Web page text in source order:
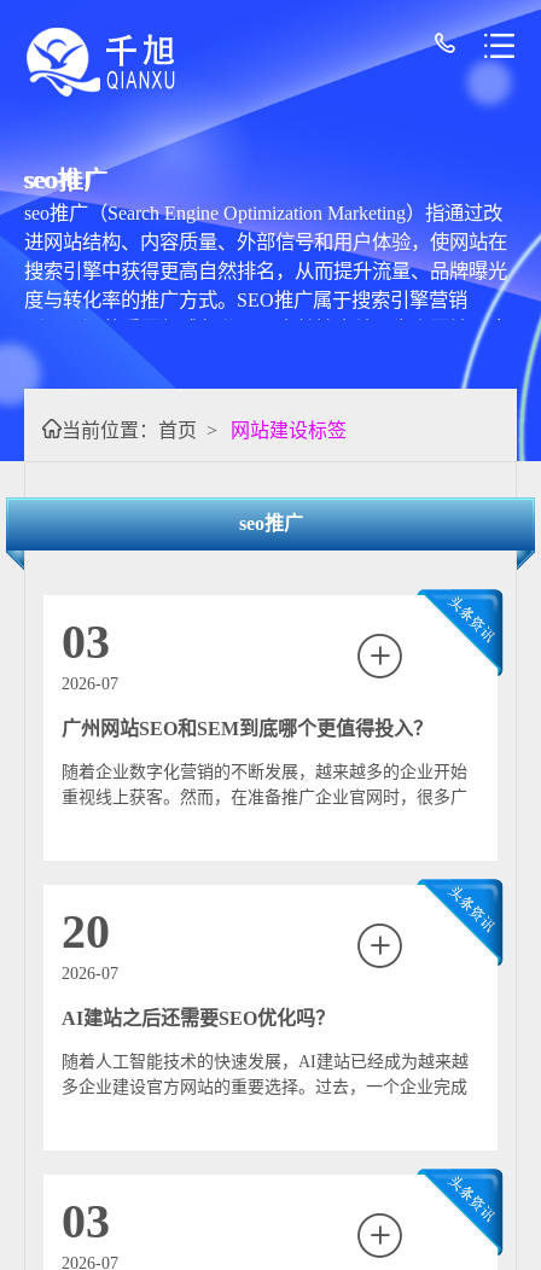
seo推广
seo推广（Search Engine Optimization Marketing）指通过改
进网站结构、内容质量、外部信号和用户体验，使网站在
搜索引擎中获得更高自然排名，从而提升流量、品牌曝光
度与转化率的推广方式。SEO推广属于搜索引擎营销
（SEM）的重要组成部分，以自然搜索结果为主要流量来
源，不依赖直接付费点击，因此具有长期可持续、性价比
高的特点。 SEO推广的核心包括 站内优化（On-Page
SEO）、站外优化（Off-Page SEO） 和 技术
SEO（Technical SEO）。 站内优化主要关注内容质量、关
足用户需求的原创内容、构建清晰的网站信息架构、提升
页面可读性与转化路径等。高质量内容是排名的基础，需
信度，如外链建设、品牌提及、合作媒体曝光等。外部链
接被视为“投票信号”，高质量外链可提升网站权威度，而
垃圾外链则可能导致降权。因此，现代 SEO 推广更强调自
然增长与品牌影响力。 技术 SEO 关注网站底层性能和可
站点地图、死链清理、HTTPS 安全等。技术层面的优化可
帮助搜索引擎更高效地抓取与理解网页内容，确保网站具
备良好基础。 SEO 推广的流程通常包括关键词研究、竞争
用户意图、竞争强度及转化价值进行选择。数据监控一般
使用百度统计、Google Analytics、Search Console 等工具，
实时分析流量来源与排名变化。 随着搜索引擎算法不断升
级，SEO 推广已从早期的机械堆砌关键词发展为以用户体
验、专业度、权威性、可信度），要求内容真实、可靠、
有价值。 SEO推广能够帮助企业构建长期、高稳定性的流
量入口，提高品牌曝光度与线上竞争力，是现代数字营销
当前位置： 首页 > 网站建设标签
seo推广
03
2026-07
广州网站SEO和SEM到底哪个更值得投入？
随着企业数字化营销的不断发展，越来越多的企业开始
重视线上获客。然而，在准备推广企业官网时，很多广
20
2026-07
AI建站之后还需要SEO优化吗？
随着人工智能技术的快速发展，AI建站已经成为越来越
多企业建设官方网站的重要选择。过去，一个企业完成
03
2026-07